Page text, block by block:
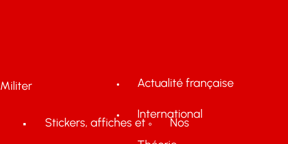
Militer
Stickers, affiches et Nos
Actualité française
International